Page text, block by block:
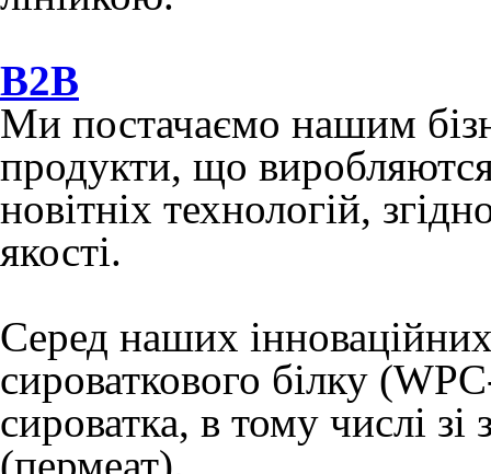
B2B
Ми постачаємо нашим
продукти, що
новітніх технологій,
якості.
Серед наших
сироваткового білку
сироватка, в тому числі